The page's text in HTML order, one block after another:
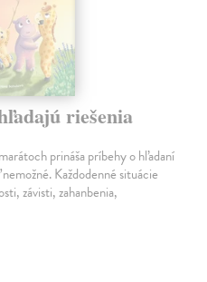
riešenia
prináša príbehy o hľadaní
Každodenné situácie
závisti, zahanbenia,